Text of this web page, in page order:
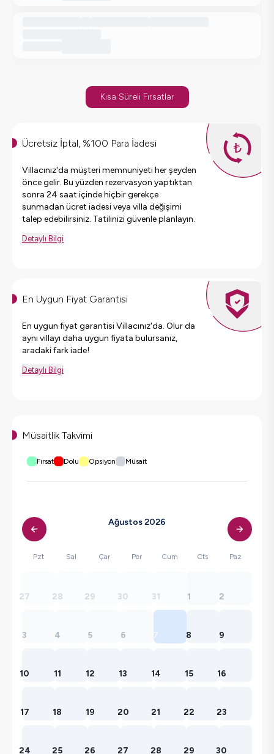
Kısa Süreli Fırsatlar
Ücretsiz İptal, %100 Para İadesi
Villacınız'da müşteri memnuniyeti her şeyden
önce gelir. Bu yüzden rezervasyon yaptıktan
sonra 24 saat içinde hiçbir gerekçe
sunmadan ücret iadesi veya villa değişimi
talep edebilirsiniz. Tatilinizi güvenle planlayın.
Detaylı Bilgi
En Uygun Fiyat Garantisi
En uygun fiyat garantisi Villacınız'da. Olur da
aynı villayı daha uygun fiyata bulursanız,
aradaki fark iade!
Detaylı Bilgi
Müsaitlik Takvimi
Fırsat Dolu Opsiyon Müsait
Ağustos 2026
Pzt Sal Çar Per Cum Cts Paz
27 28 29 30 31 1 2
3 4 5 6 7 8 9
10 11 12 13 14 15 16
17 18 19 20 21 22 23
24 25 26 27 28 29 30